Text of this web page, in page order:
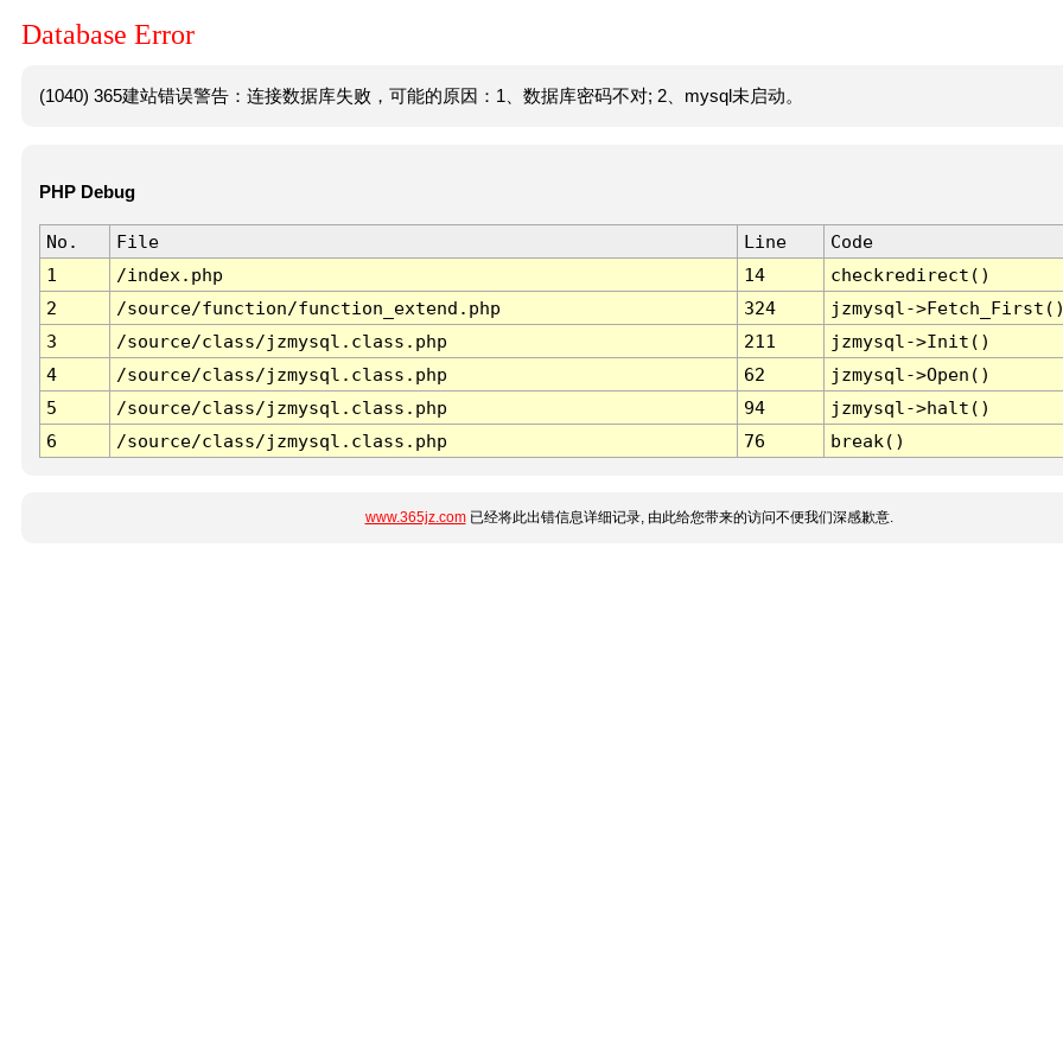
Database Error
(1040) 365建站错误警告：连接数据库失败，可能的原因：1、数据库密码不对; 2、mysql未启动。
PHP Debug
No. File Line
Code
1
/index.php 14
checkredirect()
2
/source/function/function_extend.php 324
jzmysql-
3
/source/class/jzmysql.class.php 211
jzmysql->Init()
4
/source/class/jzmysql.class.php 62
jzmysql->Open()
5
/source/class/jzmysql.class.php 94
jzmysql->halt()
6
/source/class/jzmysql.class.php 76 break()
www.365jz.com已经将此出错信息详细记录, 由此给您带来的访问不便我们深感歉意.